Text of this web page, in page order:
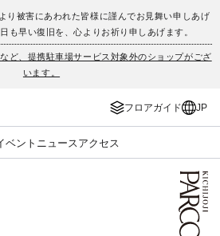
り被害にあわれた皆様に謹んでお見舞い申しあげ
も早い復旧を、心よりお祈り申しあげます。
ど、提携駐車場サービス対象外のショップがござ
います。
フロアガイド JP
ベント ニュース アクセス
ップ